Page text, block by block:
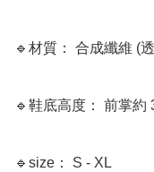
🔹材質： 合成纖維 (
🔹鞋底高度： 前掌約
🔹size： S - XL